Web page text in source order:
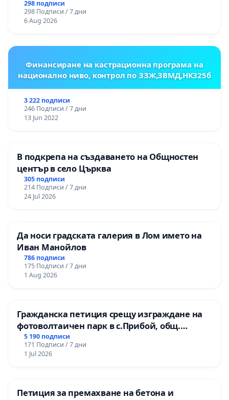
гарантиране на правото на равнопоставено
и качествено образование на учениците от
ОУ „Княз Александър I“ и Хуманитарна
298 подписи
298 Подписи / 7 дни
6 Aug 2026
Финансиране на кастрационна програма на
национално ниво, контрол по ЗЗЖ,ЗВМД,НК325б
3 222 подписи
246 Подписи / 7 дни
13 Jun 2022
В подкрепа на създаването на Общностен
център в село Църква
305 подписи
214 Подписи / 7 дни
24 Jul 2026
Да носи градската галерия в Лом името на
Иван Манойлов
786 подписи
175 Подписи / 7 дни
1 Aug 2026
Гражданска петиция срещу изграждане на
фотоволтаичен парк в с.Прибой, общ.
Радомир
5 190 подписи
171 Подписи / 7 дни
1 Jul 2026
Петиция за премахване на бетона и